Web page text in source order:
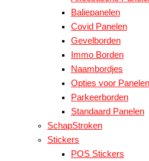
Baliepanelen
Covid Panelen
Gevelborden
Immo Borden
Naambordjes
Opties voor Panelen
Parkeerborden
Standaard Panelen
SchapStroken
Stickers
POS Stickers